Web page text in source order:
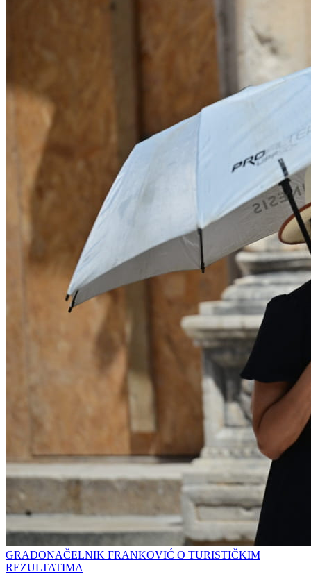
GRADONAČELNIK FRANKOVIĆ O TURISTIČKIM
REZULTATIMA